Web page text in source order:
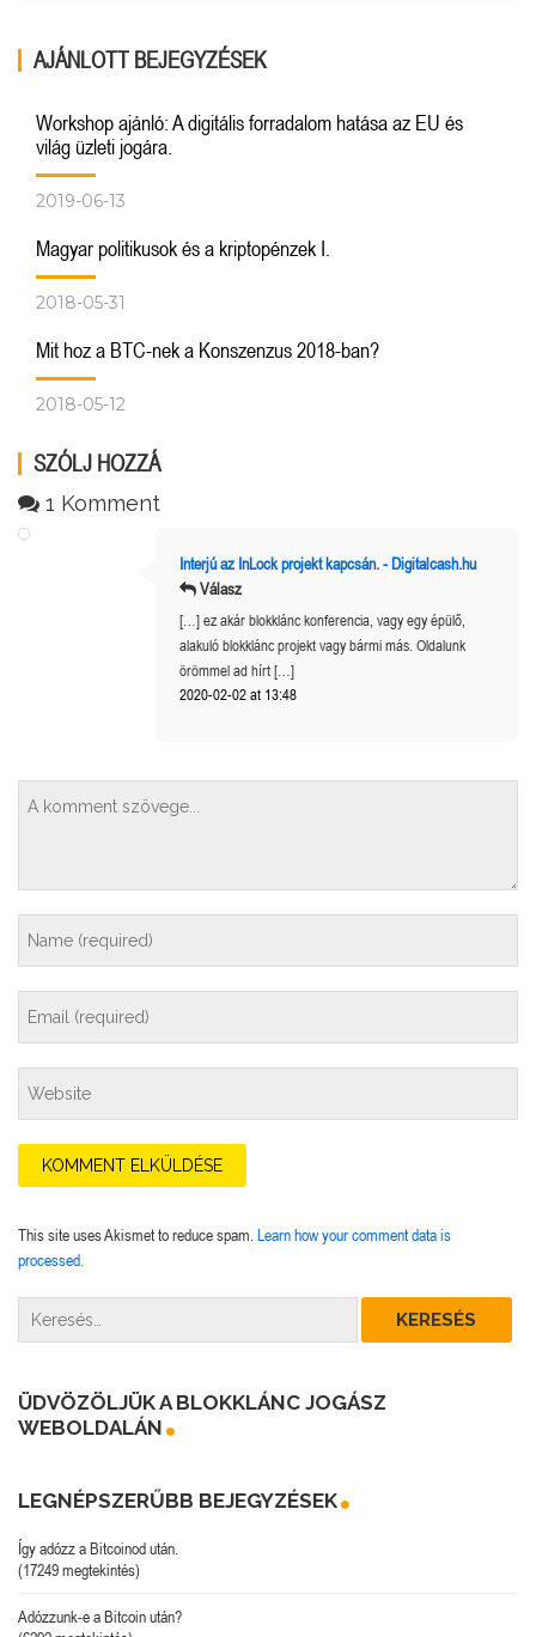
AJÁNLOTT BEJEGYZÉSEK
Workshop ajánló: A digitális forradalom hatása az EU és
világ üzleti jogára.
2019-06-13
Magyar politikusok és a kriptopénzek I.
2018-05-31
Mit hoz a BTC-nek a Konszenzus 2018-ban?
2018-05-12
SZÓLJ HOZZÁ
1 Komment
Interjú az InLock projekt kapcsán. - Digitalcash.hu
Válasz
[…] ez akár blokklánc konferencia, vagy egy épülő,
alakuló blokklánc projekt vagy bármi más. Oldalunk
örömmel ad hírt […]
2020-02-02 at 13:48
This site uses Akismet to reduce spam. Learn how your comment data is
processed.
ÜDVÖZÖLJÜK A BLOKKLÁNC JOGÁSZ
WEBOLDALÁN
LEGNÉPSZERŰBB BEJEGYZÉSEK
Így adózz a Bitcoinod után.
(17249 megtekintés)
Adózzunk-e a Bitcoin után?